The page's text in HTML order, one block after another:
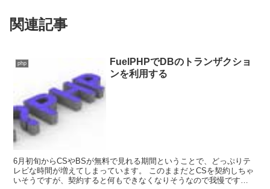
関連記事
php
FuelPHPでDBのトランザクショ
ンを利用する
6月初旬からCSやBSが無料で見れる期間ということで、どっぷりテ
レビな時間が増えてしまっています。 このままだとCSを契約しちゃ
いそうですが、契約すると何もできなくなりそうなので我慢です